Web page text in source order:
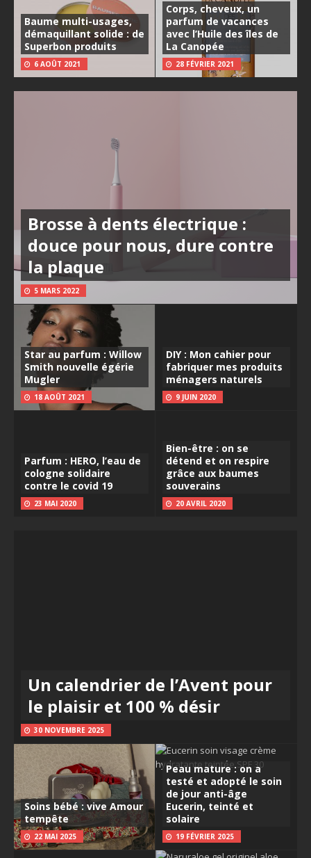
Baume multi-usages,
démaquillant solide : de
Superbon produits
6 AOÛT 2021
Corps, cheveux, un
parfum de vacances
avec l’Huile des îles de
La Canopée
28 FÉVRIER 2021
Brosse à dents électrique :
douce pour nous, dure contre
la plaque
5 MARS 2022
Star au parfum : Willow
Smith nouvelle égérie
Mugler
18 AOÛT 2021
DIY : Mon cahier pour
fabriquer mes produits
ménagers naturels
9 JUIN 2020
Parfum : HERO, l’eau de
cologne solidaire
contre le covid 19
23 MAI 2020
Bien-être : on se
détend et on respire
grâce aux baumes
souverains
20 AVRIL 2020
Un calendrier de l’Avent pour
le plaisir et 100 % désir
30 NOVEMBRE 2025
Soins bébé : vive Amour
tempête
22 MAI 2025
Peau mature : on a
testé et adopté le soin
de jour anti-âge
Eucerin, teinté et
solaire
19 FÉVRIER 2025